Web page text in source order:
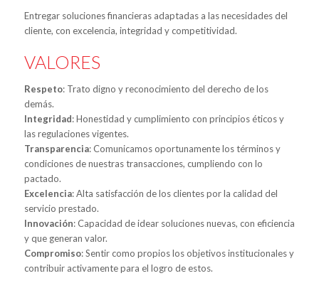
Entregar soluciones financieras adaptadas a las necesidades del
cliente, con excelencia, integridad y competitividad.
VALORES
Respeto: Trato digno y reconocimiento del derecho de los
demás.
Integridad: Honestidad y cumplimiento con principios éticos y
las regulaciones vigentes.
Transparencia: Comunicamos oportunamente los términos y
condiciones de nuestras transacciones, cumpliendo con lo
pactado.
Excelencia: Alta satisfacción de los clientes por la calidad del
servicio prestado.
Innovación: Capacidad de idear soluciones nuevas, con eficiencia
y que generan valor.
Compromiso: Sentir como propios los objetivos institucionales y
contribuir activamente para el logro de estos.